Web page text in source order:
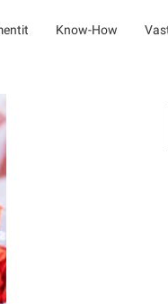
Know-How